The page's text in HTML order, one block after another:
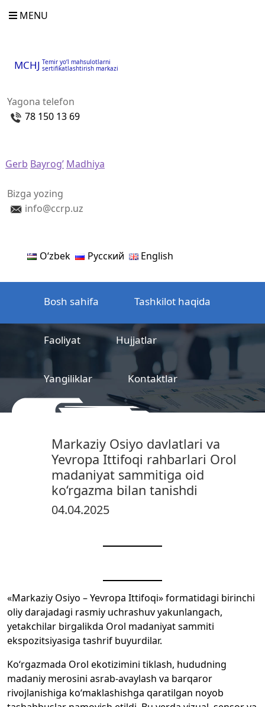
MENU
MCHJ Temir yo‘l mahsulotlarni
sertifikatlashtirish markazi
Yagona telefon
78 150 13 69
Gerb Bayrog’ Madhiya
Bizga yozing
info@ccrp.uz
Oʻzbek Русский English
Bosh sahifa Tashkilot haqida
Faoliyat Hujjatlar
Yangiliklar Kontaktlar
sertifikatlashtirish markazi
Markaziy Osiyo davlatlari va
Yevropa Ittifoqi rahbarlari Orol
madaniyat sammitiga oid
ko‘rgazma bilan tanishdi
04.04.2025
«Markaziy Osiyo – Yevropa Ittifoqi» formatidagi birinchi
oliy darajadagi rasmiy uchrashuv yakunlangach,
yetakchilar birgalikda Orol madaniyat sammiti
ekspozitsiyasiga tashrif buyurdilar.
Ko‘rgazmada Orol ekotizimini tiklash, hududning
madaniy merosini asrab-avaylash va barqaror
rivojlanishiga ko‘maklashishga qaratilgan noyob